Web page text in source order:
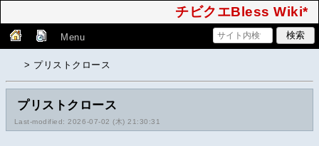
チビクエBless Wiki*
Menu
> プリストクロース
プリストクロース
Last-modified: 2026-07-02 (木) 21:30:31